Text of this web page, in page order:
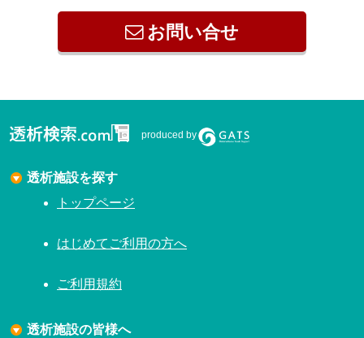
お問い合せ
produced by
透析施設を探す
トップページ
はじめてご利用の方へ
ご利用規約
透析施設の皆様へ